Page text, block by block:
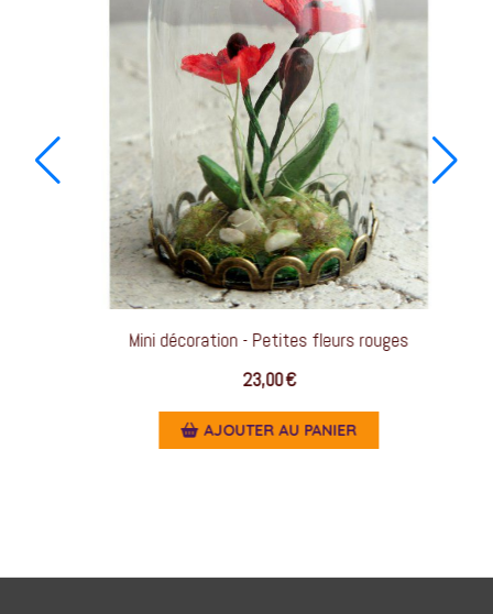
Mini décoration - Petites fleurs rouges
23,00€
AJOUTER AU PANIER